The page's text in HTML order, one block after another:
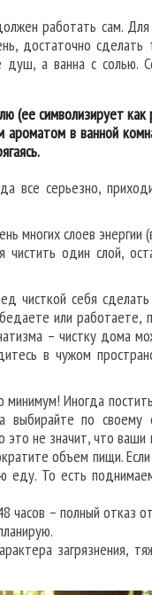
работать сам. Для
достаточно
а ванна с солью.
символизирует как
в ванной
все серьезно,
многих слоев энергии
один слой,
чисткой себя сделать
или работаете,
– чистку дома
в чужом
Иногда
выбирайте по
это не значит, что
объем пищи.
еду. То есть
часов – полный отказ
загрязнения,